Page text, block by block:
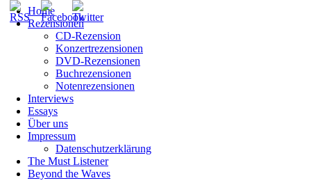
Home
Rezensionen
CD-Rezension
Konzertrezensionen
DVD-Rezensionen
Buchrezensionen
Notenrezensionen
Interviews
Essays
Über uns
Impressum
Datenschutzerklärung
The Must Listener
Beyond the Waves